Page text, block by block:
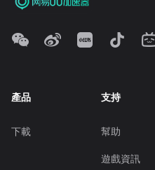
產品
下載
支持
幫助
遊戲資訊